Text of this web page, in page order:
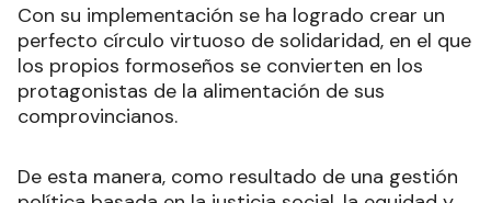
Con su implementación se ha logrado crear un
perfecto círculo virtuoso de solidaridad, en el que
los propios formoseños se convierten en los
protagonistas de la alimentación de sus
comprovincianos.
De esta manera, como resultado de una gestión